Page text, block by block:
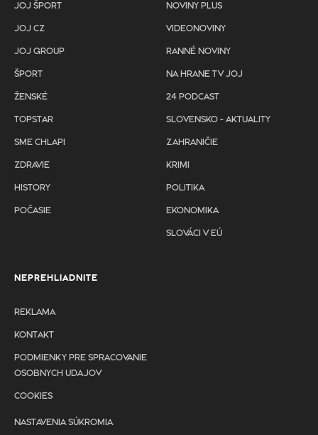
JOJ ŠPORT
JOJ CZ
JOJ GROUP
ŠPORT
ŽENSKÉ
TOPSTAR
SME CHLAPI
ZDRAVIE
HISTORY
POČASIE
NOVINY PLUS
VIDEONOVINY
RANNÉ NOVINY
NA HRANE TV JOJ
24 PODCAST
SLOVENSKO - AKTUALITY
ZAHRANIČIE
KRIMI
POLITIKA
EKONOMIKA
SLOVÁCI V EÚ
NEPREHLIADNITE
REKLAMA
KONTAKT
PODMIENKY PRE SPRACOVANIE
OSOBNYCH UDAJOV
COOKIES
NASTAVENIA SÚKROMIA